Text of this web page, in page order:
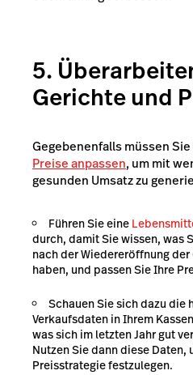
5.
Gerichte und
Gegebenenfalls müssen
Preise anpassen, um mit
gesunden Umsatz zu
Führen Sie eine
durch, damit Sie wissen, was
nach der Wiedereröffnung
haben, und passen Sie Ihre
Schauen Sie sich dazu die
Verkaufsdaten in Ihrem
was sich im letzten Jahr gut
Nutzen Sie dann diese Daten,
Preisstrategie festzulegen.